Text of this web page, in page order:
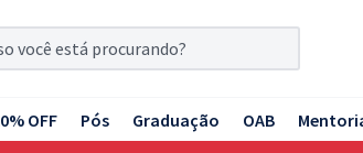
OFF Pós Graduação OAB